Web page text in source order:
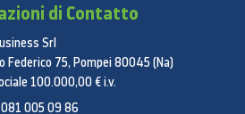
di Contatto
Srl
Federico 75, Pompei 80045 (Na)
100.000,00 € i.v.
005 09 86